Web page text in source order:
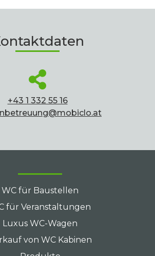
+43 1 332 55 16
WC für Baustellen
für Veranstaltungen
Luxus WC-Wagen
von WC Kabinen